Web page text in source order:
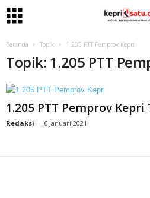
Beranda Topik 1.205 PTT Pemprov Kepri
Topik: 1.205 PTT
1.205 PTT Pemprov Kepri
Redaksi - 6 Januari 2021